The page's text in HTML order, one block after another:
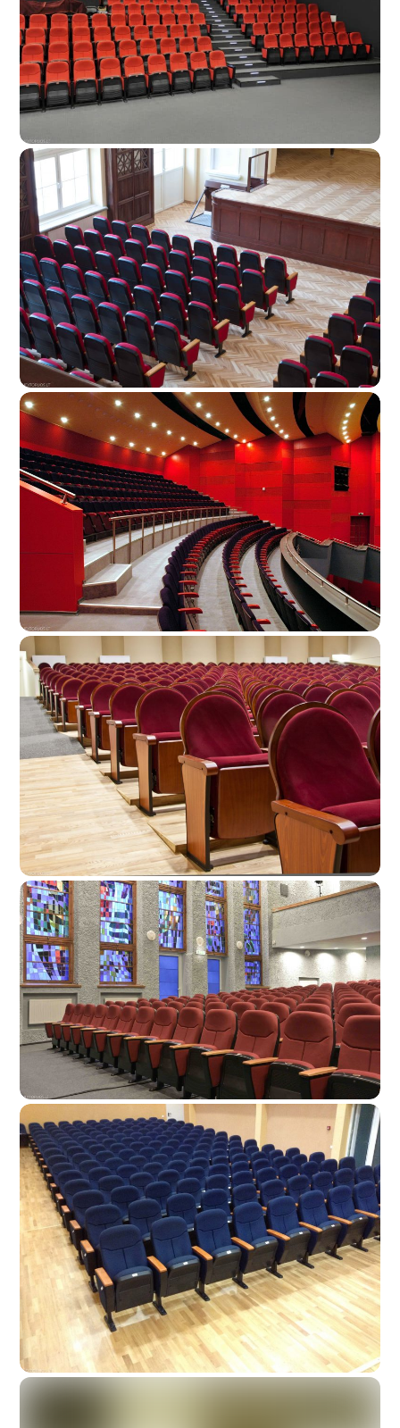
Rokiškio Kultūros Centras
Pagėgių Kultūros Centras
Naujosios Akmenės Kultūros Centras
Marijampolės Kultūros Centras
Kretingos Kultūros Centras
Kaišiadorių Kultūros Centras